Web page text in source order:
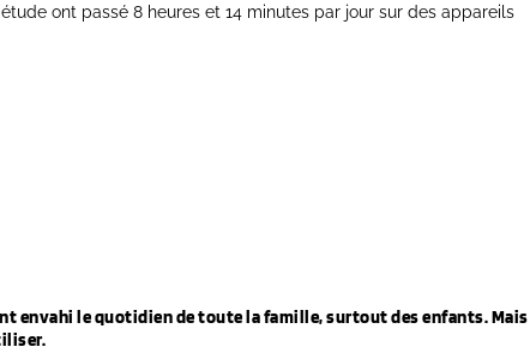
ont passé 8 heures et 14 minutes par jour sur des appareils
envahi le quotidien de toute la famille, surtout des enfants. Mais